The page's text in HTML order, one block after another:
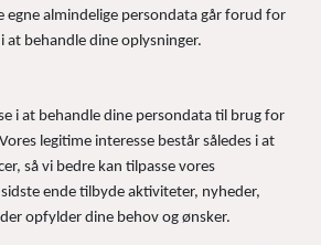
egne almindelige persondata går forud for
at behandle dine oplysninger.
i at behandle dine persondata til brug for
legitime interesse består således i at
så vi bedre kan tilpasse vores
ende tilbyde aktiviteter, nyheder,
opfylder dine behov og ønsker.